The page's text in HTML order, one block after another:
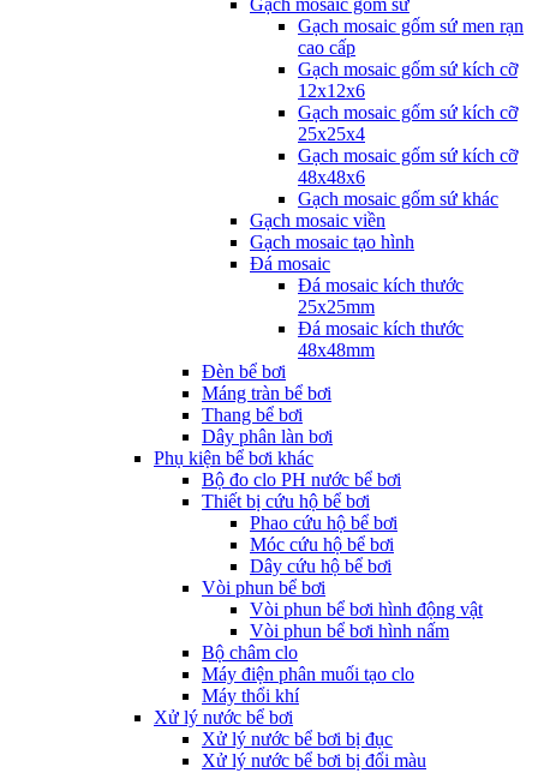
Gạch mosaic gốm sứ
Gạch mosaic gốm sứ men rạn
cao cấp
Gạch mosaic gốm sứ kích cỡ
12x12x6
Gạch mosaic gốm sứ kích cỡ
25x25x4
Gạch mosaic gốm sứ kích cỡ
48x48x6
Gạch mosaic gốm sứ khác
Gạch mosaic viền
Gạch mosaic tạo hình
Đá mosaic
Đá mosaic kích thước
25x25mm
Đá mosaic kích thước
48x48mm
Đèn bể bơi
Máng tràn bể bơi
Thang bể bơi
Dây phân làn bơi
Phụ kiện bể bơi khác
Bộ đo clo PH nước bể bơi
Thiết bị cứu hộ bể bơi
Phao cứu hộ bể bơi
Móc cứu hộ bể bơi
Dây cứu hộ bể bơi
Vòi phun bể bơi
Vòi phun bể bơi hình động vật
Vòi phun bể bơi hình nấm
Bộ châm clo
Máy điện phân muối tạo clo
Máy thổi khí
Xử lý nước bể bơi
Xử lý nước bể bơi bị đục
Xử lý nước bể bơi bị đổi màu